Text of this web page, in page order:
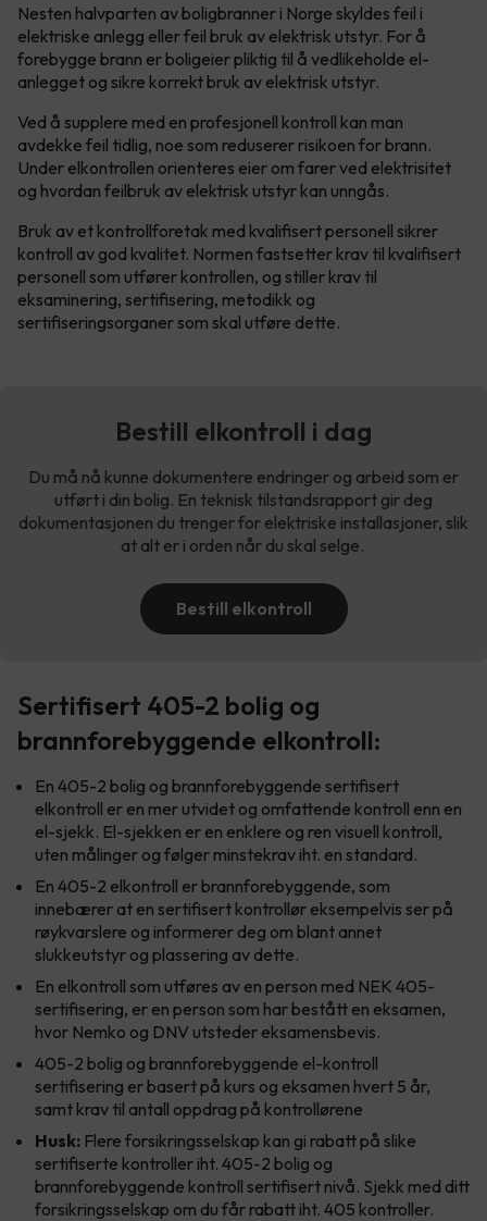
Nesten halvparten av boligbranner i Norge skyldes feil i
elektriske anlegg eller feil bruk av elektrisk utstyr. For å
forebygge brann er boligeier pliktig til å vedlikeholde el-
anlegget og sikre korrekt bruk av elektrisk utstyr.
Ved å supplere med en profesjonell kontroll kan man
avdekke feil tidlig, noe som reduserer risikoen for brann.
Under elkontrollen orienteres eier om farer ved elektrisitet
og hvordan feilbruk av elektrisk utstyr kan unngås.
Bruk av et kontrollforetak med kvalifisert personell sikrer
kontroll av god kvalitet. Normen fastsetter krav til kvalifisert
personell som utfører kontrollen, og stiller krav til
eksaminering, sertifisering, metodikk og
sertifiseringsorganer som skal utføre dette.
Bestill elkontroll i dag
Du må nå kunne dokumentere endringer og arbeid som er
utført i din bolig. En teknisk tilstandsrapport gir deg
dokumentasjonen du trenger for elektriske installasjoner, slik
at alt er i orden når du skal selge.
Bestill elkontroll
Sertifisert 405-2 bolig og
brannforebyggende elkontroll:
En 405-2 bolig og brannforebyggende sertifisert
elkontroll er en mer utvidet og omfattende kontroll enn en
el-sjekk. El-sjekken er en enklere og ren visuell kontroll,
uten målinger og følger minstekrav iht. en standard.
En 405-2 elkontroll er brannforebyggende, som
innebærer at en sertifisert kontrollør eksempelvis ser på
røykvarslere og informerer deg om blant annet
slukkeutstyr og plassering av dette.
En elkontroll som utføres av en person med NEK 405-
sertifisering, er en person som har bestått en eksamen,
hvor Nemko og DNV utsteder eksamensbevis.
405-2 bolig og brannforebyggende el-kontroll
sertifisering er basert på kurs og eksamen hvert 5 år,
samt krav til antall oppdrag på kontrollørene
Husk: Flere forsikringsselskap kan gi rabatt på slike
sertifiserte kontroller iht. 405-2 bolig og
brannforebyggende kontroll sertifisert nivå. Sjekk med ditt
forsikringsselskap om du får rabatt iht. 405 kontroller.